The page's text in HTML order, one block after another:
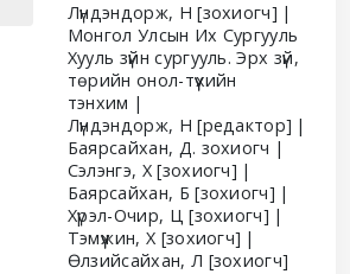
Лүндэндорж, Н [зохиогч]
Монгол Улсын Их Сургууль
Хууль зүйн сургууль. Эрх зүй,
төрийн онол-түүхийн
тэнхим
Лүндэндорж, Н [редактор]
Баярсайхан, Д. зохиогч
Сэлэнгэ, Х[зохиогч]
Баярсайхан, Б [зохиогч]
Хүрэл-Очир, Ц [зохиогч]
Тэмүүжин, Х [зохиогч]
Өлзийсайхан, Л [зохиогч]